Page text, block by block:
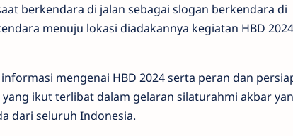
berkendara di jalan sebagai slogan berkendara di
menuju lokasi diadakannya kegiatan HBD 2024
mengenai HBD 2024 serta peran dan
ikut terlibat dalam gelaran silaturahmi akbar
dari seluruh Indonesia.